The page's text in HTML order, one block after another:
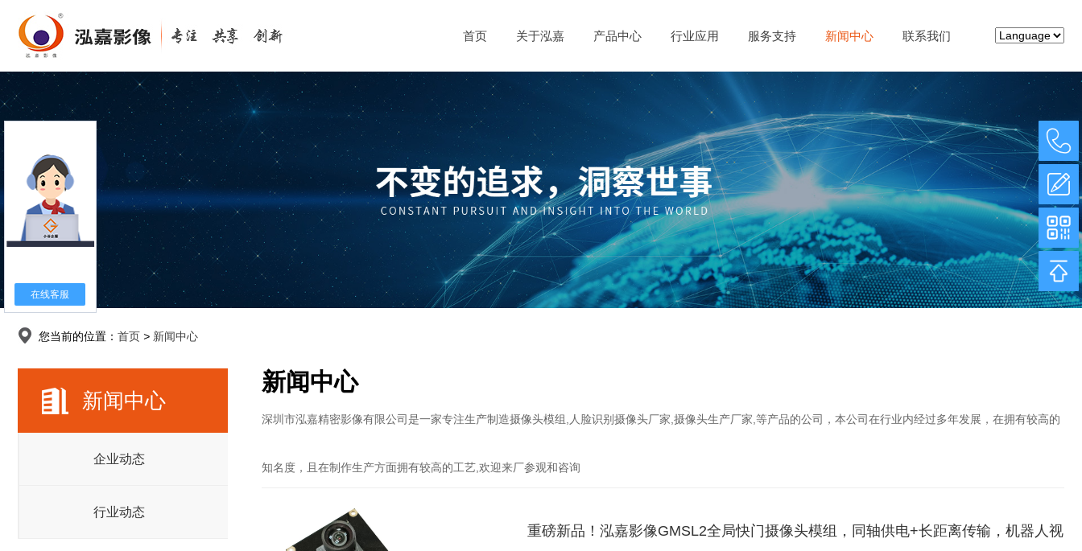
首页 关于泓嘉 产品中心 行业应用 服务支持 新闻中心 联系我们
您当前的位置： 首页 > 新闻中心
新闻中心
企业动态
行业动态
新闻中心
深圳市泓嘉精密影像有限公司是一家专注生产制造摄像头模组,人脸识别摄像头厂家,摄像头生产厂家,等产品的公司，本公司在行业内经过多年发展，在拥有较高的
知名度，且在制作生产方面拥有较高的工艺,欢迎来厂参观和咨询
重磅新品！泓嘉影像GMSL2全局快门摄像头模组，同轴供电+长距离传输，机器人视
在线客服